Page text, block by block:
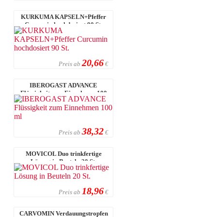
KURKUMA KAPSELN+Pfeffer
Curcumin hochdosiert 90 St.
Preis ab 20,66 €
IBEROGAST ADVANCE
Flüssigkeit zum Einnehmen 100
ml
Preis ab 38,32 €
MOVICOL Duo trinkfertige
Lösung in Beuteln 20 St.
Preis ab 18,96 €
CARVOMIN Verdauungstropfen